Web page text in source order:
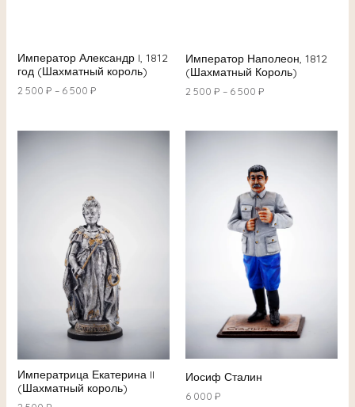
Император Александр I, 1812
год (Шахматный король)
2 500 ₽ – 6 500 ₽
Император Наполеон, 1812
(Шахматный Король)
2 500 ₽ – 6 500 ₽
Императрица Екатерина II
(Шахматный король)
Иосиф Сталин
6 000 ₽